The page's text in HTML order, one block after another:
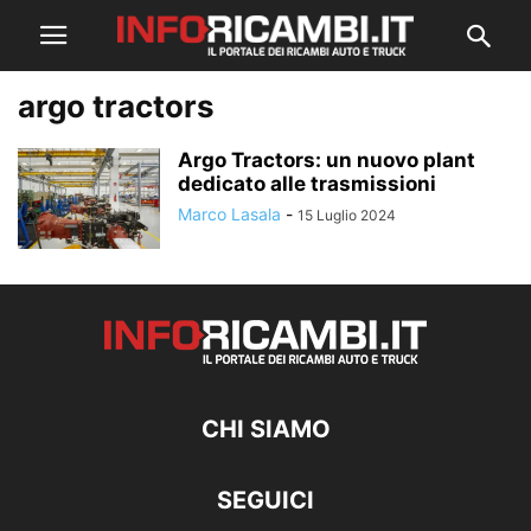
argo tractors
Argo Tractors: un nuovo plant
dedicato alle trasmissioni
Marco Lasala - 15 Luglio 2024
CHI SIAMO
SEGUICI